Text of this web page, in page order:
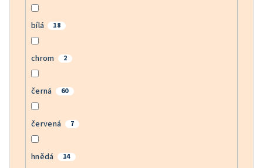
bílá 18
chrom 2
černá 60
červená 7
hnědá 14